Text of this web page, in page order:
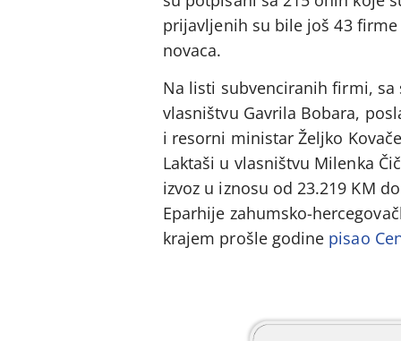
prijavljenih su bile još 43
novaca.
Na listi subvenciranih firmi, sa
vlasništvu Gavrila Bobara,
i resorni ministar Željko
Laktaši u vlasništvu Milenka
izvoz u iznosu od 23.219 KM
Eparhije zahumsko-
krajem prošle godine pisao